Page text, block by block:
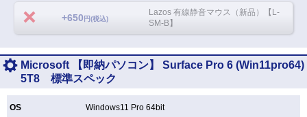
+650 円(税込)
Lazos 有線静音マウス（新品）【L-
SM-B】
Microsoft 【即納パソコン】 Surface Pro 6 (Win11pro64)
5T8 標準スペック
OS Windows11 Pro 64bit